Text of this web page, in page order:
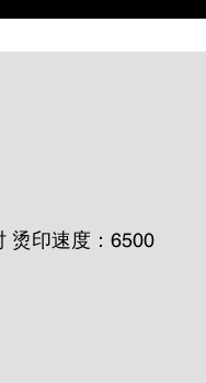
烫印速度：6500